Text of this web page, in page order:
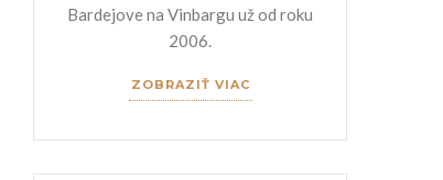
Bardejove na Vinbargu už od roku
2006.
ZOBRAZIŤ VIAC